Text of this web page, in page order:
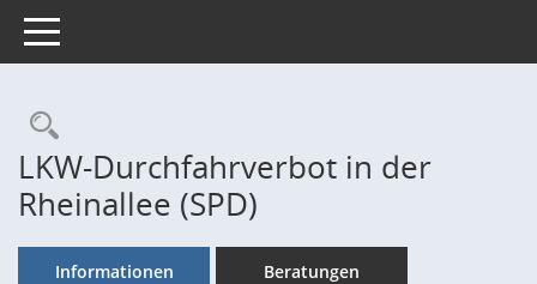
Toggle navigation
Rechercheauswahl
LKW-Durchfahrverbot in der
Rheinallee (SPD)
Informationen Beratungen